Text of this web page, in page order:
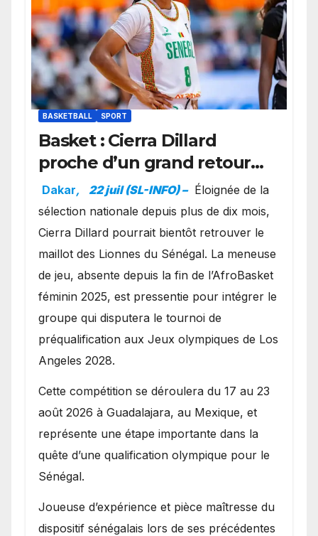
BASKETBALL SPORT
Basket : Cierra Dillard
proche d’un grand retour
avec les Lionnes ?
Dakar, 22 juil (SL-INFO) – Éloignée de la
sélection nationale depuis plus de dix mois,
Cierra Dillard pourrait bientôt retrouver le
maillot des Lionnes du Sénégal. La meneuse
de jeu, absente depuis la fin de l’AfroBasket
féminin 2025, est pressentie pour intégrer le
groupe qui disputera le tournoi de
préqualification aux Jeux olympiques de Los
Angeles 2028.
Cette compétition se déroulera du 17 au 23
août 2026 à Guadalajara, au Mexique, et
représente une étape importante dans la
quête d’une qualification olympique pour le
Sénégal.
Joueuse d’expérience et pièce maîtresse du
dispositif sénégalais lors de ses précédentes